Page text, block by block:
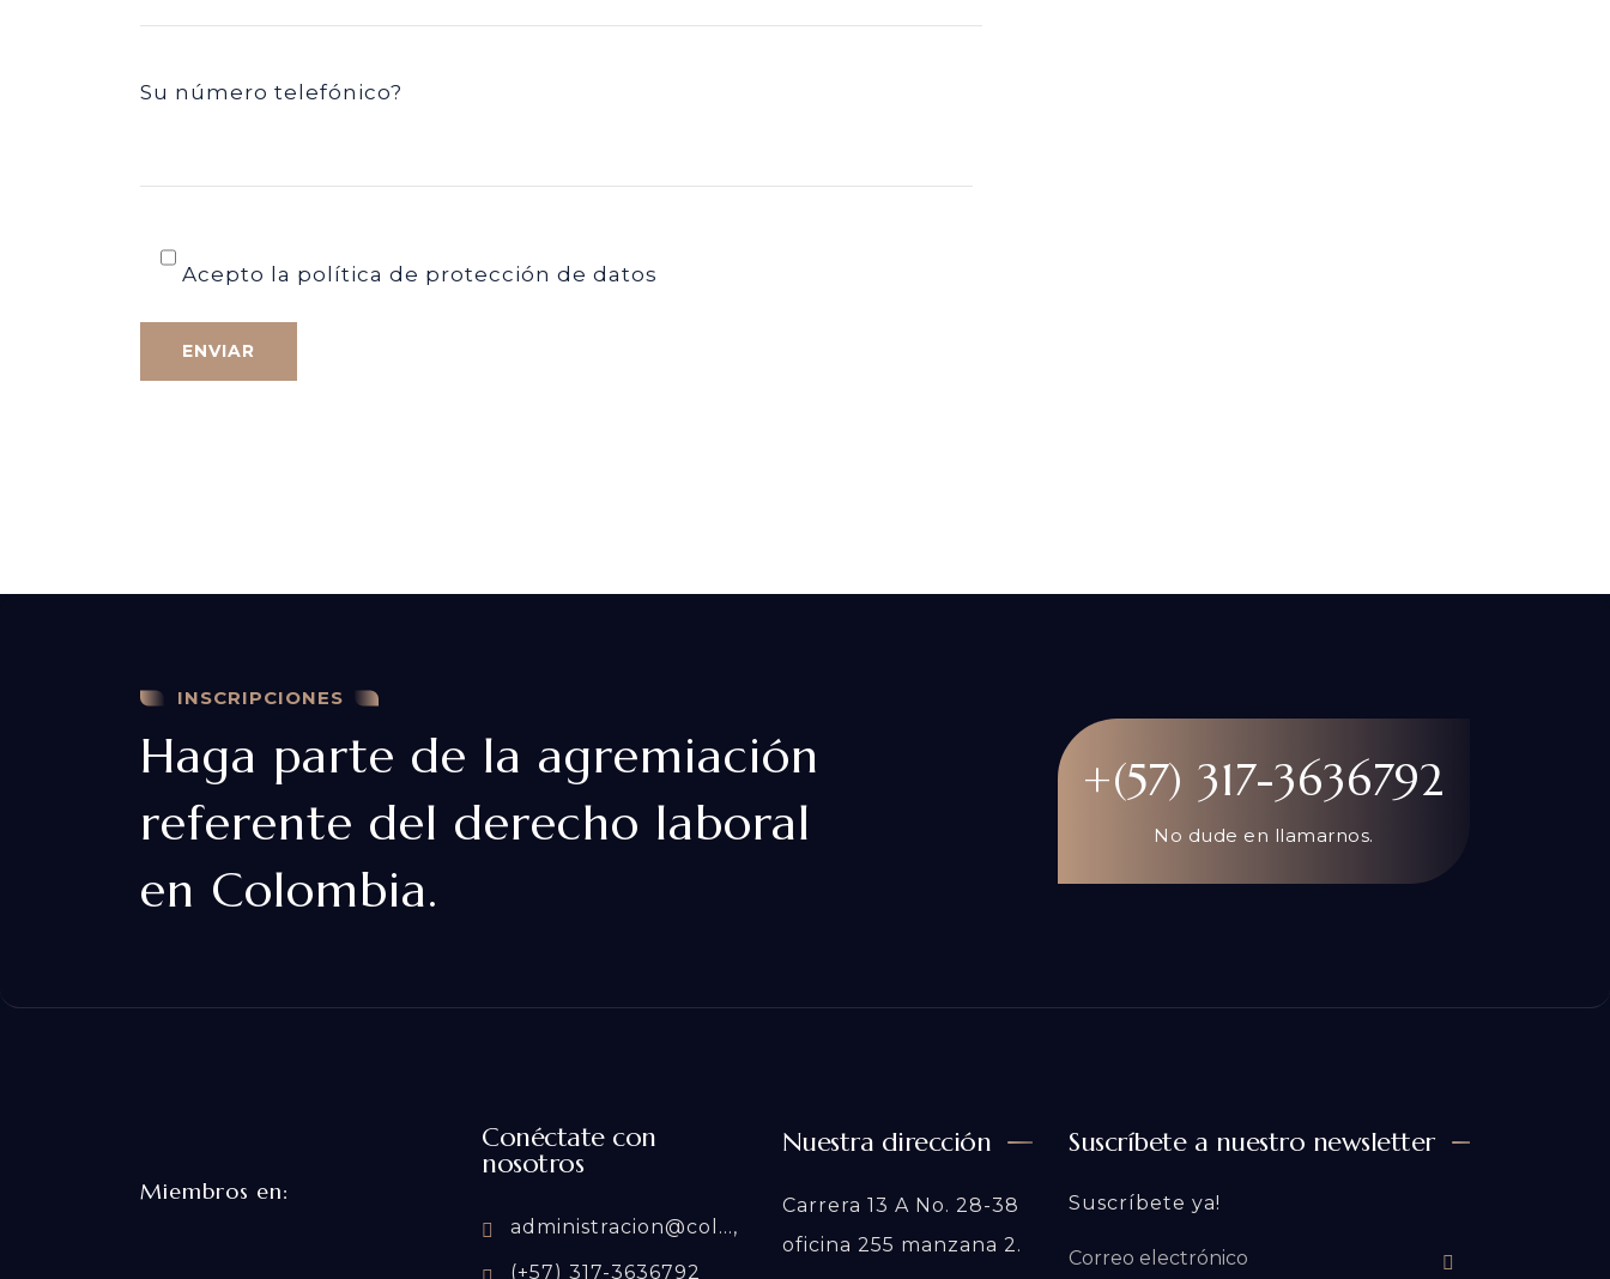
Su número telefónico?
Acepto la política de protección de datos
INSCRIPCIONES
Haga parte de la agremiación
referente del derecho laboral
en Colombia.
+(57) 317-3636792
No dude en llamarnos.
Miembros en:
Conéctate con
nosotros
administracion@col...,
(+57) 317-3636792
Nuestra dirección
Carrera 13 A No. 28-38
oficina 255 manzana 2.
Suscríbete a nuestro newsletter
Suscríbete ya!